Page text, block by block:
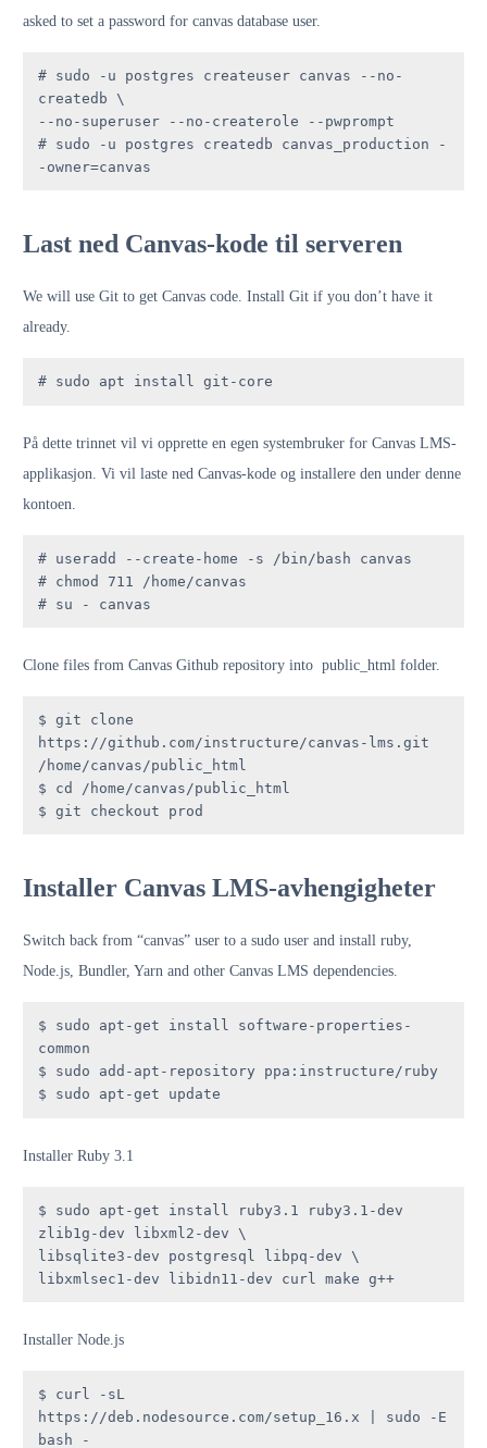
asked to set a password for canvas database user.
# sudo -u postgres createuser canvas --no-
createdb \
--no-superuser --no-createrole --pwprompt
# sudo -u postgres createdb canvas_production -
-owner=canvas
Last ned Canvas-kode til serveren
We will use Git to get Canvas code. Install Git if you don’t have it
already.
# sudo apt install git-core
På dette trinnet vil vi opprette en egen systembruker for Canvas LMS-
applikasjon. Vi vil laste ned Canvas-kode og installere den under denne
kontoen.
# useradd --create-home -s /bin/bash canvas
# chmod 711 /home/canvas
# su - canvas
Clone files from Canvas Github repository into public_html folder.
$ git clone
https://github.com/instructure/canvas-lms.git
/home/canvas/public_html
$ cd /home/canvas/public_html
$ git checkout prod
Installer Canvas LMS-avhengigheter
Switch back from “canvas” user to a sudo user and install ruby,
Node.js, Bundler, Yarn and other Canvas LMS dependencies.
$ sudo apt-get install software-properties-
common
$ sudo add-apt-repository ppa:instructure/ruby
$ sudo apt-get update
Installer Ruby 3.1
$ sudo apt-get install ruby3.1 ruby3.1-dev
zlib1g-dev libxml2-dev \
libsqlite3-dev postgresql libpq-dev \
libxmlsec1-dev libidn11-dev curl make g++
Installer Node.js
$ curl -sL
https://deb.nodesource.com/setup_16.x | sudo -E
bash -